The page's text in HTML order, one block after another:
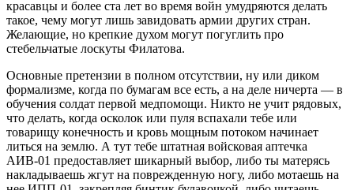
красавцы и более ста лет во время войн умудряются делать
такое, чему могут лишь завидовать армии других стран.
Желающие, но крепкие духом могут погуглить про
стебельчатые лоскуты Филатова.
Основные претензии в полном отсутствии, ну или диком
формализме, когда по бумагам все есть, а на деле ничерта — в
обучения солдат первой медпомощи. Никто не учит рядовых,
что делать, когда осколок или пуля вспахали тебе или
товарищу конечность и кровь мощным потоком начинает
литься на землю. А тут тебе штатная войсковая аптечка
АИВ-01 предоставляет шикарный выбор, либо ты матерясь
накладываешь жгут на поврежденную ногу, либо мотаешь на